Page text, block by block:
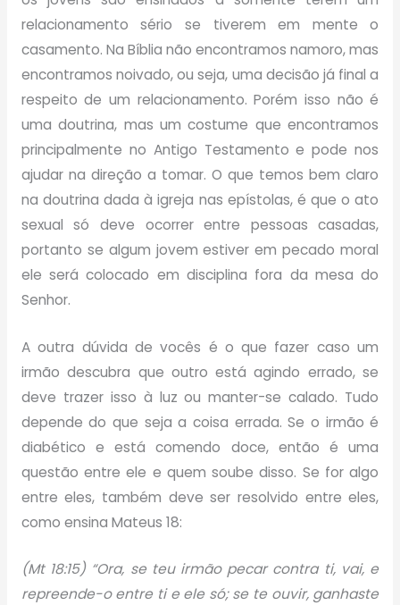
relacionamento sério se tiverem em mente o
casamento. Na Bíblia não encontramos namoro, mas
encontramos noivado, ou seja, uma decisão já final a
respeito de um relacionamento. Porém isso não é
uma doutrina, mas um costume que encontramos
principalmente no Antigo Testamento e pode nos
ajudar na direção a tomar. O que temos bem claro
na doutrina dada à igreja nas epístolas, é que o ato
sexual só deve ocorrer entre pessoas casadas,
portanto se algum jovem estiver em pecado moral
ele será colocado em disciplina fora da mesa do
Senhor.
A outra dúvida de vocês é o que fazer caso um
irmão descubra que outro está agindo errado, se
deve trazer isso à luz ou manter-se calado. Tudo
depende do que seja a coisa errada. Se o irmão é
diabético e está comendo doce, então é uma
questão entre ele e quem soube disso. Se for algo
entre eles, também deve ser resolvido entre eles,
como ensina Mateus 18:
(Mt 18:15) “Ora, se teu irmão pecar contra ti, vai, e
repreende-o entre ti e ele só; se te ouvir, ganhaste